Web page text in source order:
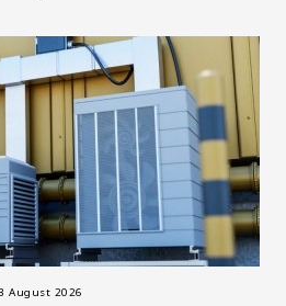
August 2026